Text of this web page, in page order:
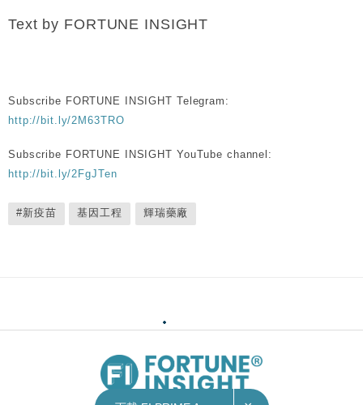
Text by FORTUNE INSIGHT
Subscribe FORTUNE INSIGHT Telegram:
http://bit.ly/2M63TRO
Subscribe FORTUNE INSIGHT YouTube channel:
http://bit.ly/2FgJTen
#新疫苗 基因工程 輝瑞藥廠